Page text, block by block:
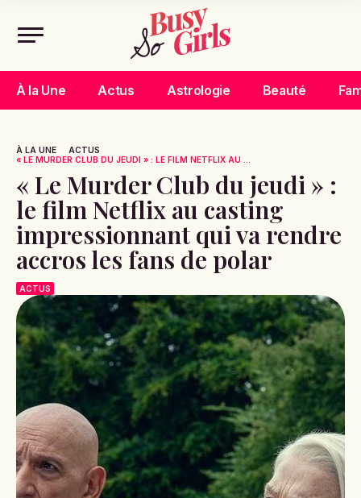
À la Une Actus Astrologie Beauté
À LA UNE
ACTUS
« LE MURDER CLUB DU JEUDI » : LE FILM NETFLIX AU ...
« Le Murder Club du jeudi » :
le film Netflix au casting
impressionnant qui va rendre
accros les fans de polar
ACTUS